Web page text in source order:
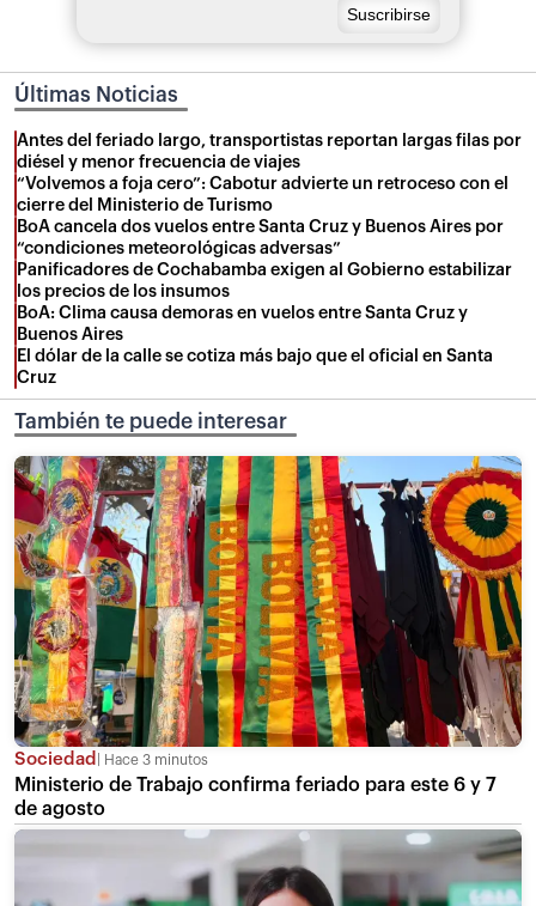
Últimas Noticias
Antes del feriado largo, transportistas reportan largas filas por
diésel y menor frecuencia de viajes
“Volvemos a foja cero”: Cabotur advierte un retroceso con el
cierre del Ministerio de Turismo
BoA cancela dos vuelos entre Santa Cruz y Buenos Aires por
“condiciones meteorológicas adversas”
Panificadores de Cochabamba exigen al Gobierno estabilizar
los precios de los insumos
BoA: Clima causa demoras en vuelos entre Santa Cruz y
Buenos Aires
El dólar de la calle se cotiza más bajo que el oficial en Santa
Cruz
También te puede interesar
Sociedad Hace 3 minutos
Ministerio de Trabajo confirma feriado para este 6 y 7
de agosto